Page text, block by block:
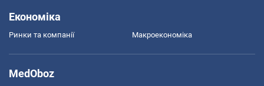
Економіка
Ринки та компанії Макроекономіка
MedOboz